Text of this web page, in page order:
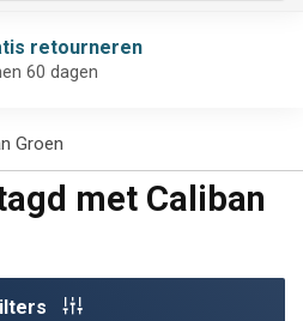
retourneren
60 dagen
Groen
met Caliban